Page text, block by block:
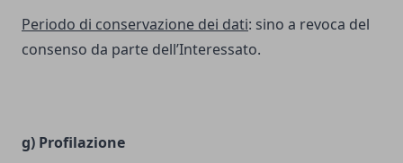
Periodo di conservazione dei dati: sino a revoca del
consenso da parte dell’Interessato.
g) Profilazione